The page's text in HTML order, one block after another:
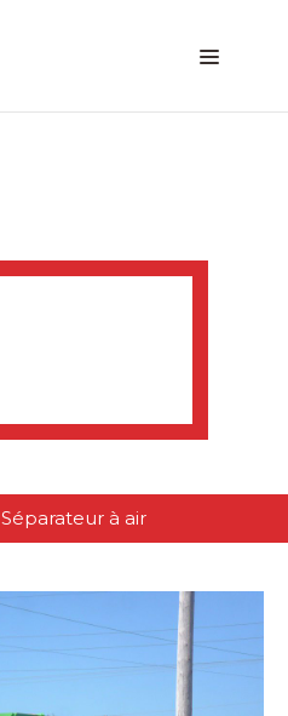
Séparateur à air